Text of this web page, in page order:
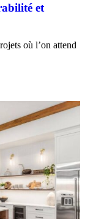
et
où l’on attend